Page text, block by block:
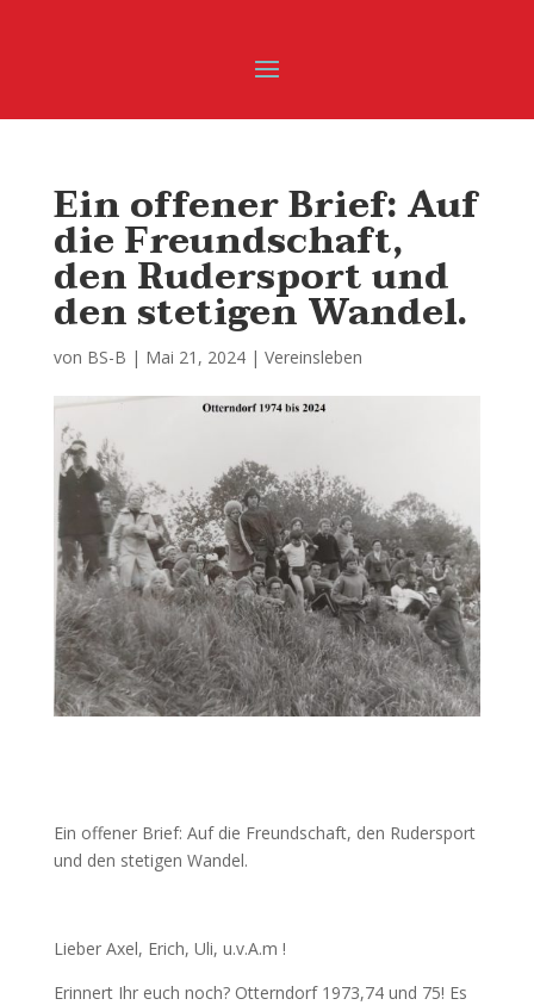
Ein offener Brief: Auf
die Freundschaft,
den Rudersport und
den stetigen Wandel.
von BS-B | Mai 21, 2024| Vereinsleben
Ein offener Brief: Auf die Freundschaft, den Rudersport
und den stetigen Wandel.
Lieber Axel, Erich, Uli, u.v.A.m !
Erinnert Ihr euch noch? Otterndorf 1973,74 und 75! Es